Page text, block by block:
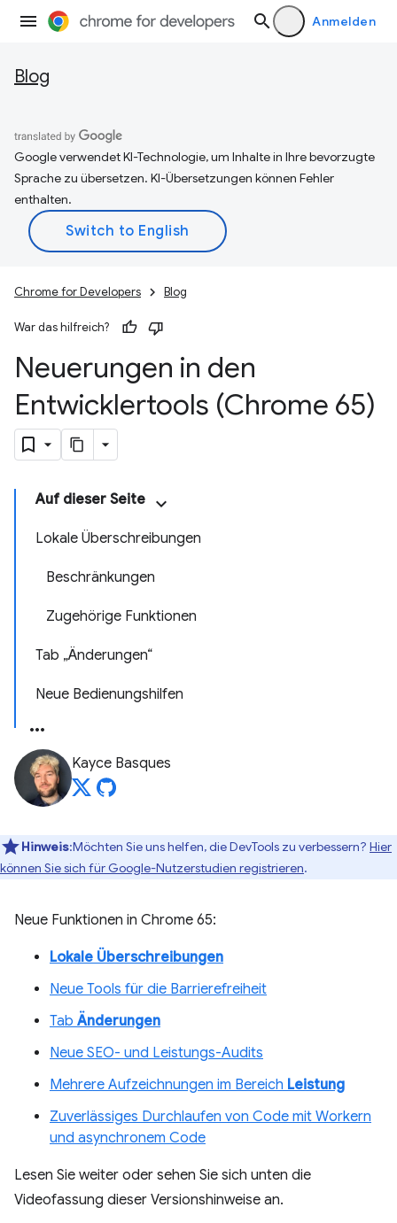
Anmelden
Blog
Google verwendet KI-Technologie, um Inhalte in Ihre bevorzugte
Sprache zu übersetzen. KI-Übersetzungen können Fehler
enthalten.
Chrome for Developers Blog
War das hilfreich?
Neuerungen in den
Entwicklertools (Chrome 65)
Auf dieser Seite
Lokale Überschreibungen
Beschränkungen
Zugehörige Funktionen
Tab „Änderungen“
Neue Bedienungshilfen
Kayce Basques
Hinweis:Möchten Sie uns helfen, die DevTools zu verbessern? Hier
können Sie sich für Google-Nutzerstudien registrieren.
Neue Funktionen in Chrome 65:
Lokale Überschreibungen
Neue Tools für die Barrierefreiheit
Tab Änderungen
Neue SEO- und Leistungs-Audits
Mehrere Aufzeichnungen im Bereich Leistung
Zuverlässiges Durchlaufen von Code mit Workern
und asynchronem Code
Lesen Sie weiter oder sehen Sie sich unten die
Videofassung dieser Versionshinweise an.